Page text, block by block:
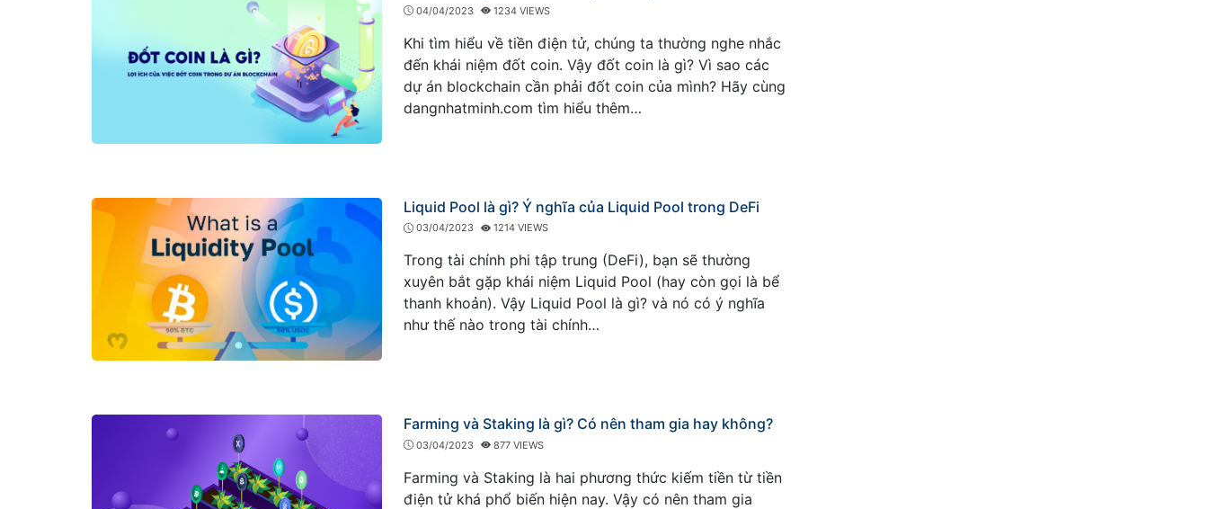
04/04/2023 1234 VIEWS
Khi tìm hiểu về tiền điện tử, chúng ta thường nghe nhắc
đến khái niệm đốt coin. Vậy đốt coin là gì? Vì sao các
dự án blockchain cần phải đốt coin của mình? Hãy cùng
dangnhatminh.com tìm hiểu thêm…
Liquid Pool là gì? Ý nghĩa của Liquid Pool trong DeFi
03/04/2023 1214 VIEWS
Trong tài chính phi tập trung (DeFi), bạn sẽ thường
xuyên bắt gặp khái niệm Liquid Pool (hay còn gọi là bể
thanh khoản). Vậy Liquid Pool là gì? và nó có ý nghĩa
như thế nào trong tài chính…
Farming và Staking là gì? Có nên tham gia hay không?
03/04/2023 877 VIEWS
Farming và Staking là hai phương thức kiếm tiền từ tiền
điện tử khá phổ biến hiện nay. Vậy có nên tham gia